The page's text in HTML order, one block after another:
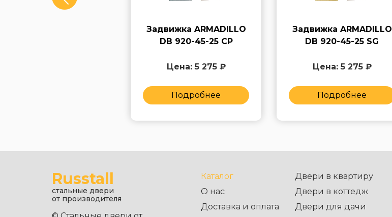
Задвижка ARMADILLO
DB 920-45-25 CP
Цена: 5 275 ₽
Подробнее
Задвижка ARMADILLO
DB 920-45-25 SG
Цена: 5 275 ₽
Подробнее
Russtall
стальные двери
от производителя
Каталог
О нас
Доставка и оплата
Двери в квартиру
Двери в коттедж
Двери для дачи